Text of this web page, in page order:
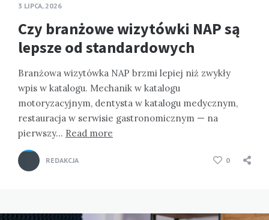
3 LIPCA, 2026
Czy branżowe wizytówki NAP są
lepsze od standardowych
Branżowa wizytówka NAP brzmi lepiej niż zwykły
wpis w katalogu. Mechanik w katalogu
motoryzacyjnym, dentysta w katalogu medycznym,
restauracja w serwisie gastronomicznym — na
pierwszy… Read more
REDAKCJA 0